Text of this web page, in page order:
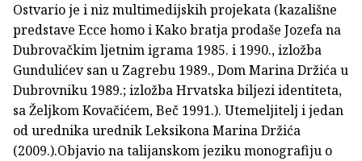
Ostvario je i niz multimedijskih projekata (kazališne
predstave Ecce homo i Kako bratja prodaše Jozefa na
Dubrovačkim ljetnim igrama 1985. i 1990., izložba
Gundulićev san u Zagrebu 1989., Dom Marina Držića u
Dubrovniku 1989.; izložba Hrvatska biljezi identiteta,
sa Željkom Kovačićem, Beč 1991.). Utemeljitelj i jedan
od urednika urednik Leksikona Marina Držića
(2009.).Objavio na talijanskom jeziku monografiju o